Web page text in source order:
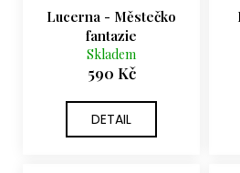
Lucerna - Městečko
fantazie
Skladem
590 Kč
DETAIL